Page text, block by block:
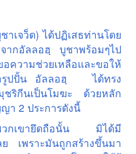
าเจว็ด) ได้ปฏิเสธท่านโดย
ากอัลลอฮฺ บูชาพร้อมๆไป
ความช่วยเหลือและขอให้
ารูปปั้น อัลลอฮฺ ได้ทรง
ชริกีนเป็นโมฆะ ด้วยหลัก
า 2 ประการดังนี้
กเขายึดถือนั้น มิได้มี
ย เพราะมันถูกสร้างขึ้นมา